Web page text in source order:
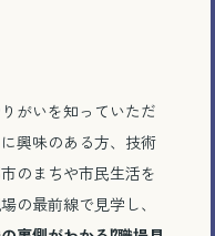
がいを知っていただ
興味のある方、技術
のまちや市民生活を
の最前線で見学し、